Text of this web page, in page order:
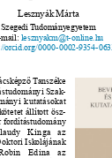
Lesznyák Márta
Szegedi Tudományegyetem
mail: lesznyakm@t-online.hu
orcid.org/0000-0002-9354-
Tanszéke
Szak-
kutatásokat
állított ösz-
fordítástudomány
Kinga   az
Iskolájának
Edina  az